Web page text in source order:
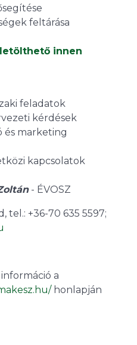
feltárása
letölthető innen
feladatok
kérdések
és marketing
kapcsolatok
- ÉVOSZ
tel.: +36-70 635 5597;
a
honlapján